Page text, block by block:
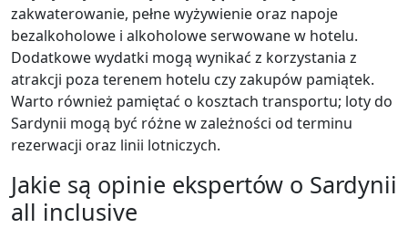
zakwaterowanie, pełne wyżywienie oraz napoje
bezalkoholowe i alkoholowe serwowane w hotelu.
Dodatkowe wydatki mogą wynikać z korzystania z
atrakcji poza terenem hotelu czy zakupów pamiątek.
Warto również pamiętać o kosztach transportu; loty do
Sardynii mogą być różne w zależności od terminu
rezerwacji oraz linii lotniczych.
Jakie są opinie ekspertów o Sardynii
all inclusive